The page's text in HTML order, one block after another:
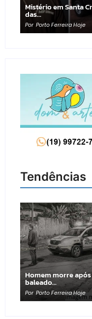
Mistério em Santa
das…
Por Porto Ferreira Hoje
Tendências
Homem morre
baleado…
Por Porto Ferreira Hoje